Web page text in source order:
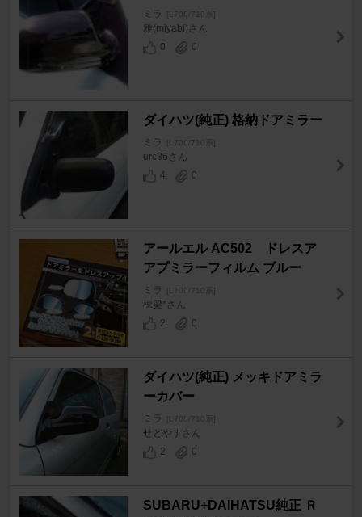
ミラ [L700/710系]
雅(miyabi)さん
0
0
ダイハツ(純正) 格納ドアミラー
ミラ [L700/710系]
urc86さん
4
0
アールエル AC502 ドレスア
アプミラーフィルム ブルー
ミラ [L700/710系]
棟梁*さん
2
0
ダイハツ(純正) メッキドアミラ
ーカバー
ミラ [L700/710系]
せどやすさん
2
0
SUBARU+DAIHATSU純正 Ｒ